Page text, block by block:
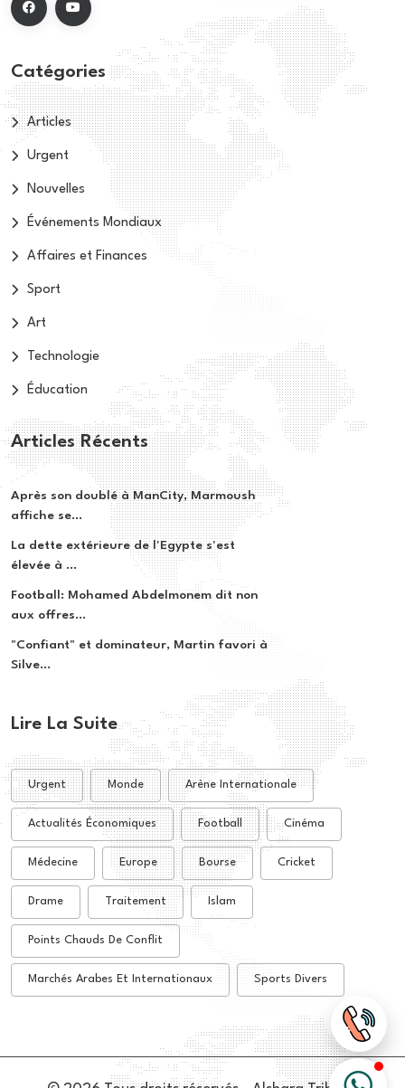
Catégories
Articles
Urgent
Nouvelles
Événements Mondiaux
Affaires et Finances
Sport
Art
Technologie
Éducation
Articles Récents
Après son doublé à ManCity, Marmoush
affiche se...
La dette extérieure de l'Egypte s'est
élevée à ...
Football: Mohamed Abdelmonem dit non
aux offres...
"Confiant" et dominateur, Martin favori à
Silve...
Lire La Suite
Urgent Monde Arène Internationale
Actualités Économiques Football Cinéma
Médecine Europe Bourse Cricket
Drame Traitement Islam
Points Chauds De Conflit
Marchés Arabes Et Internationaux Sports Divers